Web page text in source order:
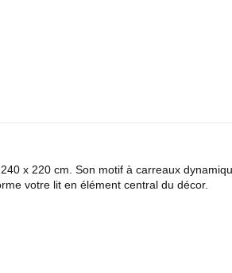
x 220 cm. Son motif à carreaux
votre lit en élément central du décor.